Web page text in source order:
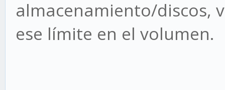
almacenamiento/discos,
ese límite en el volumen.